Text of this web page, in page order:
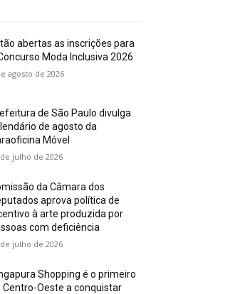
abertas as inscrições para
Moda Inclusiva 2026
agosto de 2026
de São Paulo divulga
de agosto da
Móvel
julho de 2026
da Câmara dos
aprova política de
à arte produzida por
com deficiência
julho de 2026
Shopping é o primeiro
Centro-Oeste a conquistar